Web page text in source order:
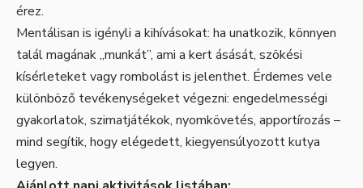
érez.
Mentálisan is igényli a kihívásokat: ha unatkozik, könnyen
talál magának „munkát”, ami a kert ásását, szökési
kísérleteket vagy rombolást is jelenthet. Érdemes vele
különböző tevékenységeket végezni: engedelmességi
gyakorlatok, szimatjátékok, nyomkövetés, apportírozás –
mind segítik, hogy elégedett, kiegyensúlyozott kutya
legyen.